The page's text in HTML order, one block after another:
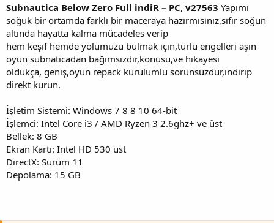
Subnautica Below Zero Full indiR – PC, v27563 Yapımı
soğuk bir ortamda farklı bir maceraya hazırmısınız,sıfır soğun
altında hayatta kalma mücadeles verip
hem keşif hemde yolumuzu bulmak için,türlü engelleri aşın
oyun subnaticadan bağımsızdır,konusu,ve hikayesi
oldukça, geniş,oyun repack kurulumlu sorunsuzdur,indirip
direkt kurun.
İşletim Sistemi: Windows 7 8 8 10 64-bit
İşlemci: Intel Core i3 / AMD Ryzen 3 2.6ghz+ ve üst
Bellek: 8 GB
Ekran Kartı: Intel HD 530 üst
DirectX: Sürüm 11
Depolama: 15 GB